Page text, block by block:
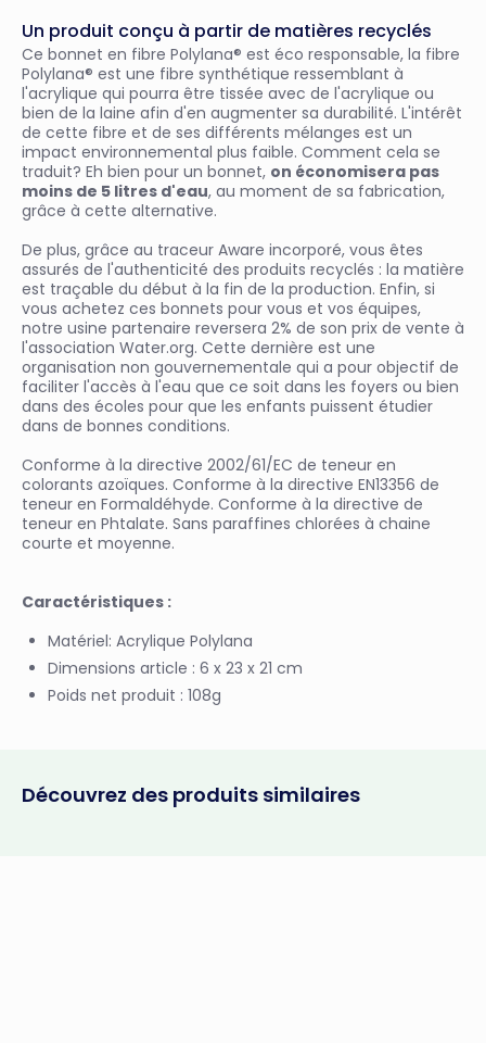
Un produit conçu à partir de matières recyclés
Ce bonnet en fibre Polylana® est éco responsable, la fibre
Polylana® est une fibre synthétique ressemblant à
l'acrylique qui pourra être tissée avec de l'acrylique ou
bien de la laine afin d'en augmenter sa durabilité. L'intérêt
de cette fibre et de ses différents mélanges est un
impact environnemental plus faible. Comment cela se
traduit? Eh bien pour un bonnet, on économisera pas
moins de 5 litres d'eau, au moment de sa fabrication,
grâce à cette alternative.
De plus, grâce au traceur Aware incorporé, vous êtes
assurés de l'authenticité des produits recyclés : la matière
est traçable du début à la fin de la production. Enfin, si
vous achetez ces bonnets pour vous et vos équipes,
notre usine partenaire reversera 2% de son prix de vente à
l'association Water.org. Cette dernière est une
organisation non gouvernementale qui a pour objectif de
faciliter l'accès à l'eau que ce soit dans les foyers ou bien
dans des écoles pour que les enfants puissent étudier
dans de bonnes conditions.
Conforme à la directive 2002/61/EC de teneur en
colorants azoïques. Conforme à la directive EN13356 de
teneur en Formaldéhyde. Conforme à la directive de
teneur en Phtalate. Sans paraffines chlorées à chaine
courte et moyenne.
Caractéristiques :
Matériel: Acrylique Polylana
Dimensions article : 6 x 23 x 21 cm
Poids net produit : 108g
Découvrez des produits similaires